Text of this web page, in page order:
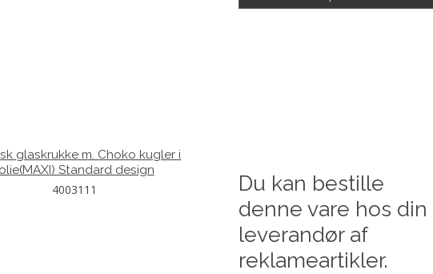
glaskrukke m. Choko kugler i
Standard design
4003111
Du kan bestille
denne vare hos din
leverandør af
reklameartikler.